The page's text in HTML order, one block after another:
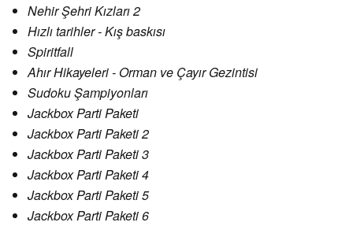
Nehir Şehri Kızları 2
Hızlı tarihler - Kış baskısı
Spiritfall
Ahır Hikayeleri - Orman ve Çayır Gezintisi
Sudoku Şampiyonları
Jackbox Parti Paketi
Jackbox Parti Paketi 2
Jackbox Parti Paketi 3
Jackbox Parti Paketi 4
Jackbox Parti Paketi 5
Jackbox Parti Paketi 6